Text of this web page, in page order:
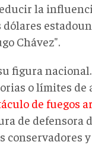
la
dólares
Chávez".
figura
o límites de
de fuegos
de